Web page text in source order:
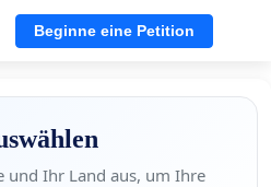
Beginne eine Petition
und Ihr Land aus, um Ihre